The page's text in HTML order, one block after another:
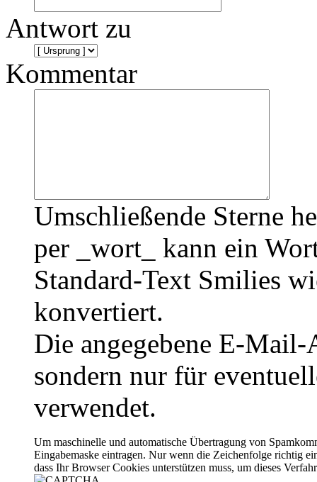
Antwort zu
Kommentar
Umschließende Sterne
per _wort_ kann ein
Standard-Text Smilies
konvertiert.
Die angegebene E-
sondern nur für
verwendet.
Um maschinelle und automatische Übertragung von
Eingabemaske eintragen. Nur wenn die Zeichenfolge richtig
dass Ihr Browser Cookies unterstützen muss, um dieses